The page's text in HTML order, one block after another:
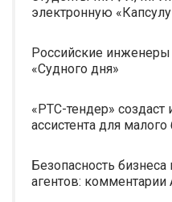
электронную
Российские инженеры
«Судного дня»
«РТС-тендер» создаст
ассистента для малого
Безопасность
агентов: комментарии